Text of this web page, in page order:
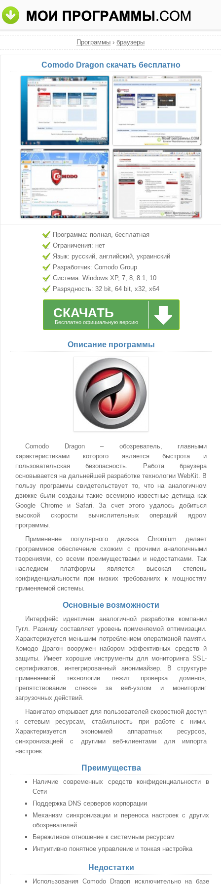
Программы › браузеры
Comodo Dragon скачать бесплатно
Программа: полная, бесплатная
Ограничения: нет
Язык: русский, английский, украинский
Разработчик: Comodo Group
Система: Windows XP, 7, 8, 8.1, 10
Разрядность: 32 bit, 64 bit, x32, x64
СКАЧАТЬ
Бесплатно официальную версию
Описание программы
Comodo Dragon – обозреватель, главными
характеристиками которого является быстрота и
пользовательская безопасность. Работа браузера
основывается на дальнейшей разработке технологии WebKit. В
пользу программы свидетельствует то, что на аналогичном
движке были созданы такие всемирно известные детища как
Google Chrome и Safari. За счет этого удалось добиться
высокой скорости вычислительных операций ядром
программы.
Применение популярного движка Chromium делает
программное обеспечение схожим с прочими аналогичными
творениями, со всеми преимуществами и недостатками. Так
наследием платформы является высокая степень
конфиденциальности при низких требованиях к мощностям
применяемой системы.
Основные возможности
Интерфейс идентичен аналогичной разработке компании
Гугл. Разницу составляет уровень применяемой оптимизации.
Характеризуется меньшим потреблением оперативной памяти.
Комодо Драгон вооружен набором эффективных средств й
защиты. Имеет хорошие инструменты для мониторинга SSL-
сертификатов, интегрированный анонимайзер. В структуре
применяемой технологии лежит проверка доменов,
препятствование слежке за веб-узлом и мониторинг
загрузочных действий.
Навигатор открывает для пользователей скоростной доступ
к сетевым ресурсам, стабильность при работе с ними.
Характеризуется экономией аппаратных ресурсов,
синхронизацией с другими веб-клиентами для импорта
настроек.
Преимущества
Наличие современных средств конфиденциальности в
Сети
Поддержка DNS серверов корпорации
Механизм синхронизации и переноса настроек с других
обозревателей
Бережливое отношение к системным ресурсам
Интуитивно понятное управление и тонкая настройка
Недостатки
Использования Comodo Dragon исключительно на базе